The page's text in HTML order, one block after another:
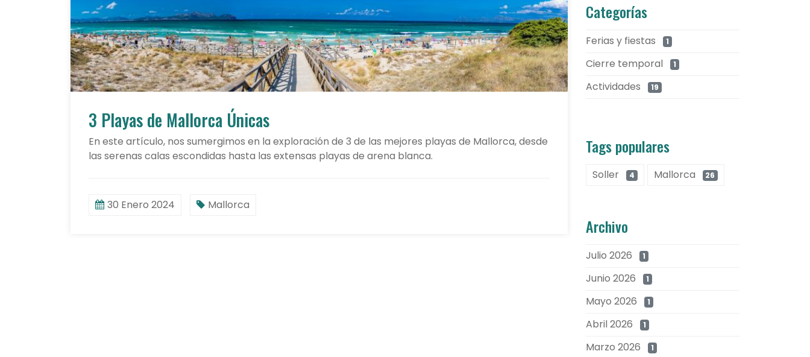
3 Playas de Mallorca Únicas
En este artículo, nos sumergimos en la exploración de 3 de las mejores playas de Mallorca, desde
las serenas calas escondidas hasta las extensas playas de arena blanca.
30 Enero 2024 Mallorca
Categorías
Ferias y fiestas 1
Cierre temporal 1
Actividades 19
Tags populares
Soller 4 Mallorca 26
Archivo
Julio 2026 1
Junio 2026 1
Mayo 2026 1
Abril 2026 1
Marzo 2026 1